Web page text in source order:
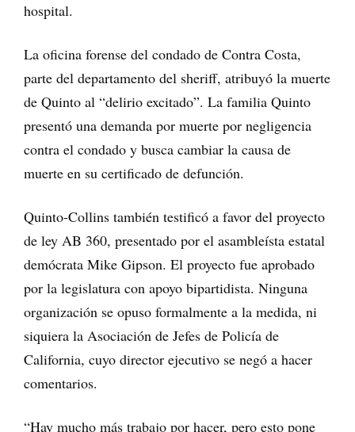
hospital.
La oficina forense del condado de Contra Costa,
parte del departamento del sheriff, atribuyó la muerte
de Quinto al “delirio excitado”. La familia Quinto
presentó una demanda por muerte por negligencia
contra el condado y busca cambiar la causa de
muerte en su certificado de defunción.
Quinto-Collins también testificó a favor del proyecto
de ley AB 360, presentado por el asambleísta estatal
demócrata Mike Gipson. El proyecto fue aprobado
por la legislatura con apoyo bipartidista. Ninguna
organización se opuso formalmente a la medida, ni
siquiera la Asociación de Jefes de Policía de
California, cuyo director ejecutivo se negó a hacer
comentarios.
“Hay mucho más trabajo por hacer, pero esto pone